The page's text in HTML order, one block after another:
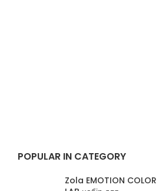
POPULAR IN CATEGORY
Zola EMOTION COLOR